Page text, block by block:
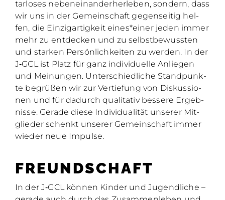
tar­lo­ses ne­ben­ein­an­der­her­le­ben, son­dern, dass
wir uns in der Ge­mein­schaft ge­gen­sei­tig hel­
fen, die Ein­zig­ar­tig­keit eines*einer je­den im­mer
mehr zu ent­de­cken und zu selbst­be­wuss­ten
und star­ken Per­sön­lich­kei­ten zu wer­den. In der
J‑GCL ist Platz für ganz in­di­vi­du­el­le An­lie­gen
und Mei­nun­gen. Un­ter­schied­li­che Stand­punk­
te be­grü­ßen wir zur Ver­tie­fung von Dis­kus­sio­
nen und für da­durch qua­li­ta­tiv bes­se­re Er­geb­
nis­se. Ge­ra­de die­se In­di­vi­dua­li­tät un­se­rer Mit­
glie­der schenkt un­se­rer Ge­mein­schaft im­mer
wie­der neue Im­pul­se.
FREUND­SCHAFT
In der J‑GCL kön­nen Kin­der und Ju­gend­li­che –